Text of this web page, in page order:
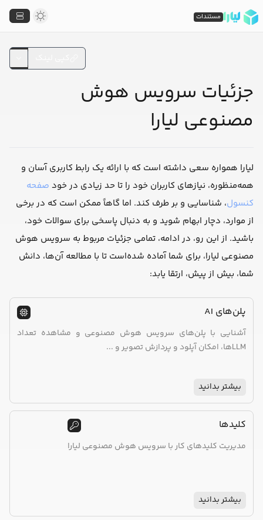
جزئیات سرویس هوش
مصنوعی لیارا
لیارا همواره سعی داشته است که با ارائه یک رابط کاربری آسان و
همه‌منظوره، نیازهای کاربران خود را تا حد زیادی در خود صفحه
کنسول، شناسایی و بر طرف کند. اما گاهاً ممکن است که در برخی
از موارد، دچار ابهام شوید و به دنبال پاسخی برای سوالات خود،
باشید. از این رو، در ادامه، تمامی جزئیات مربوط به سرویس هوش
مصنوعی لیارا، برای شما آماده شده‌است تا با مطالعه آن‌ها، دانش
شما، بیش از پیش، ارتقا یابد:
پلن‌های AI
آشنایی با پلن‌های سرویس هوش مصنوعی و مشاهده تعداد
LLMها، امکان آپلود و پردازش تصویر و ...
بیشتر بدانید
کلیدها
مدیریت کلیدهای کار با سرویس هوش مصنوعی لیارا
بیشتر بدانید
مستندات